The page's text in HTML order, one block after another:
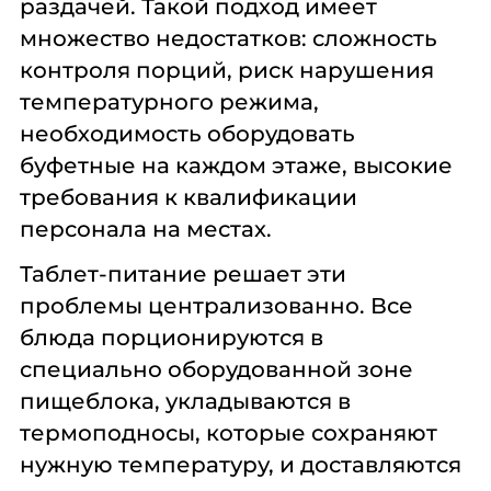
раздачей. Такой подход имеет
множество недостатков: сложность
контроля порций, риск нарушения
температурного режима,
необходимость оборудовать
буфетные на каждом этаже, высокие
требования к квалификации
персонала на местах.
Таблет-питание решает эти
проблемы централизованно. Все
блюда порционируются в
специально оборудованной зоне
пищеблока, укладываются в
термоподносы, которые сохраняют
нужную температуру, и доставляются